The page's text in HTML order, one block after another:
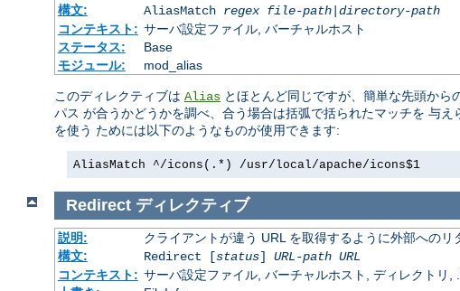
構文:
AliasMatch regex file-path| directory-path
コンテキスト: サーバ設定ファイル, バーチャルホスト
ステータス:
Base
モジュール:
mod_alias
このディレクティブは Alias とほとんど同じですが、簡単な先頭か
パス が合うかどうかを調べ、合う場合は括弧で括られたマッチを 与
を使う ためには以下のようなものが使用できます:
AliasMatch ^/icons(.*) /usr/local/apache/icons$1
Redirect ディレクティブ
説明:
クライアントが違う URL を取得するように外部へのリ
構文:
Redirect [status] URL-path URL
コンテキスト: サーバ設定ファイル, バーチャルホスト, ディレクトリ,